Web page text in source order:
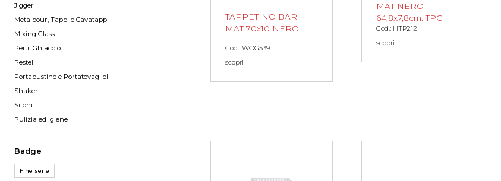
Jigger
Metalpour, Tappi e Cavatappi
Mixing Glass
Per il Ghiaccio
Pestelli
Portabustine e Portatovaglioli
Shaker
Sifoni
Pulizia ed igiene
Badge
Fine serie
TAPPETINO BAR
MAT 70x10 NERO
Cod.: WOG539
scopri
MAT NERO
64,8x7,8cm. TPC
Cod.: HTP212
scopri